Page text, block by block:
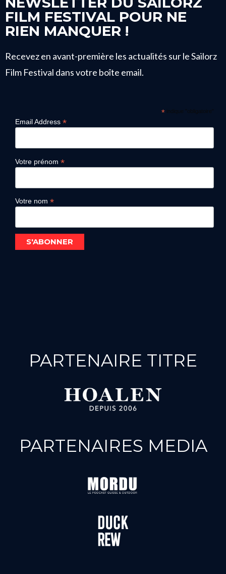
FILM FESTIVAL POUR NE
RIEN MANQUER !
Recevez en avant-première les actualités sur le Sailorz
Film Festival dans votre boîte email.
*indique "obligatoire"
Email Address *
Votre prénom *
Votre nom *
PARTENAIRE TITRE
PARTENAIRES MEDIA